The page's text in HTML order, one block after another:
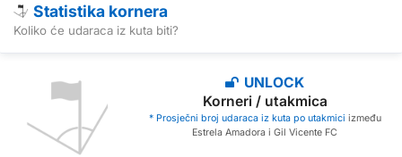
Statistika kornera
Koliko će udaraca iz kuta biti?
UNLOCK
Korneri / utakmica
* Prosječni broj udaraca iz kuta po utakmici između
Estrela Amadora i Gil Vicente FC